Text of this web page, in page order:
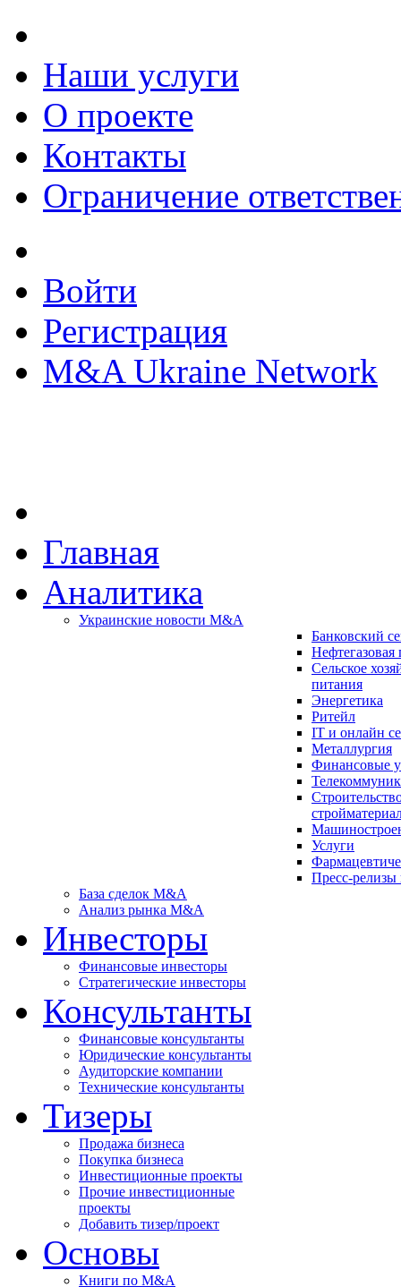
Наши услуги
О проекте
Контакты
Ограничение
Войти
Регистрация
M&A Ukraine Network
Главная
Аналитика
Украинские новости M&A
Банковский
Сельское
питания
Энергетика
Ритейл
IT и онлайн
Металлургия
Финансовые
Услуги
Пресс-
База сделок M&A
Анализ рынка M&A
Инвесторы
Финансовые инвесторы
Стратегические инвесторы
Консультанты
Финансовые консультанты
Юридические консультанты
Аудиторские компании
Технические консультанты
Тизеры
Продажа бизнеса
Покупка бизнеса
Инвестиционные проекты
Прочие инвестиционные
проекты
Добавить тизер/проект
Основы
Книги по M&A